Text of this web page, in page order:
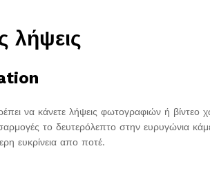
λήψεις
να κάνετε λήψεις φωτογραφιών ή
το δευτερόλεπτο στην ευρυγώνια
ευκρίνεια απο ποτέ.